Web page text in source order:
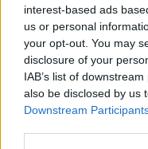
interest-based ads
us or personal
your opt-out. You may
disclosure of your
IAB’s list of
also be disclosed by us
Downstream
A DÉMÁSZ mai
%-os, valamint a
4 millió forint
létrehozását tervezi.
társaság közös